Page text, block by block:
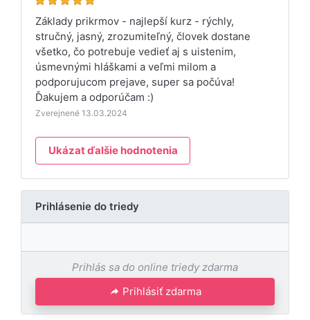
Základy prikrmov - najlepší kurz - rýchly,
stručný, jasný, zrozumiteľný, človek dostane
všetko, čo potrebuje vedieť aj s uistenim,
úsmevnými hláškami a veľmi milom a
podporujucom prejave, super sa počúva!
Ďakujem a odporúčam :)
Zverejnené 13.03.2024
Ukázat ďalšie hodnotenia
Prihlásenie do triedy
Prihlás sa do online triedy zdarma
Prihlásiť zdarma